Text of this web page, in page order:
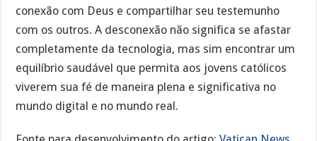
conexão com Deus e compartilhar seu testemunho
com os outros. A desconexão não significa se afastar
completamente da tecnologia, mas sim encontrar um
equilíbrio saudável que permita aos jovens católicos
viverem sua fé de maneira plena e significativa no
mundo digital e no mundo real.